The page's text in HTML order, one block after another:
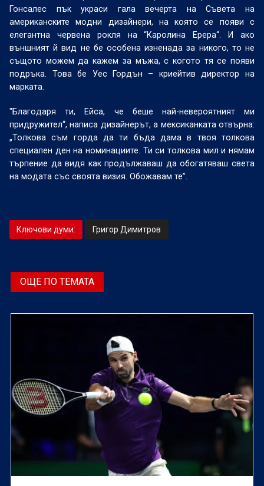
Гонсалес пък украси гала вечерта на Съвета на
американските модни дизайнери, на която се появи с
елегантна червена рокля на “Каролина Ерера“. И ако
външният й вид не бе особена изненада за никого, то не
същото можем да кажем за мъжа, с когото тя се появи
подръка. Това бе Уес Гордън – криейтив директор на
марката.
"Благодаря ти, Ейса, че беше най-невероятният ми
придружител“, написа дизайнерът, а мексиканката отвърна:
„Толкова съм горда да ти бъда дама в твоя толкова
специален ден на номинациите. Ти си толкова мил и нямам
търпение да видя как продължаваш да обогатяваш света
на модата със своята визия. Обожавам те”.
Ключови думи: Григор Димитров
ОЩЕ ПО ТЕМАТА